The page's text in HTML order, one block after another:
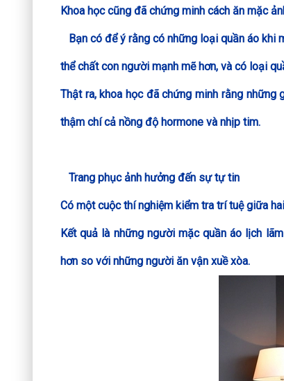
Khoa học cũng đã chứng minh cách ăn mặc
Bạn có để ý rằng có những loại quần áo khi
thể chất con người mạnh mẽ hơn, và có loại
Thật ra, khoa học đã chứng minh rằng
thậm chí cả nồng độ hormone và nhịp tim.
Trang phục ảnh hưởng đến sự tự tin
Có một cuộc thí nghiệm kiểm tra trí tuệ giữa
Kết quả là những người mặc quần áo lịch
hơn so với những người ăn vận xuề xòa.